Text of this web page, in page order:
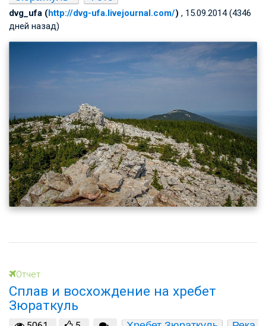
dvg_ufa (http://dvg-ufa.livejournal.com/) , 15.09.2014 (4346
дней назад)
Отчет
Сплав и восхождение на хребет
Зюраткуль